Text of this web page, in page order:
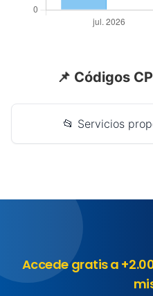
📌 Códigos
📂 Servicios
Accede gratis a